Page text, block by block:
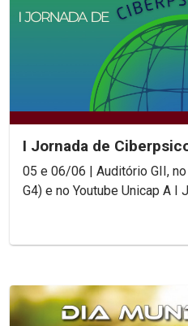
I Jornada de
05 e 06/06 | Auditório GII,
G4) e no